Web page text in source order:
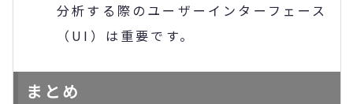
分析する際のユーザーインターフェース
（UI）は重要です。
まとめ